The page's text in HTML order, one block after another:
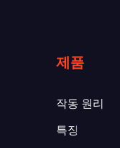
제품
작동 원리
특징